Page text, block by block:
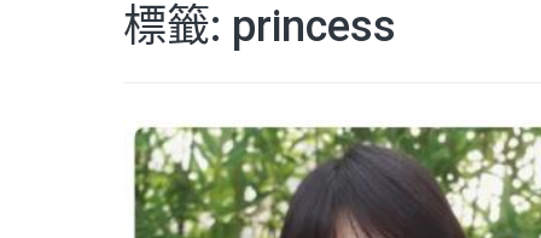
標籤: princess